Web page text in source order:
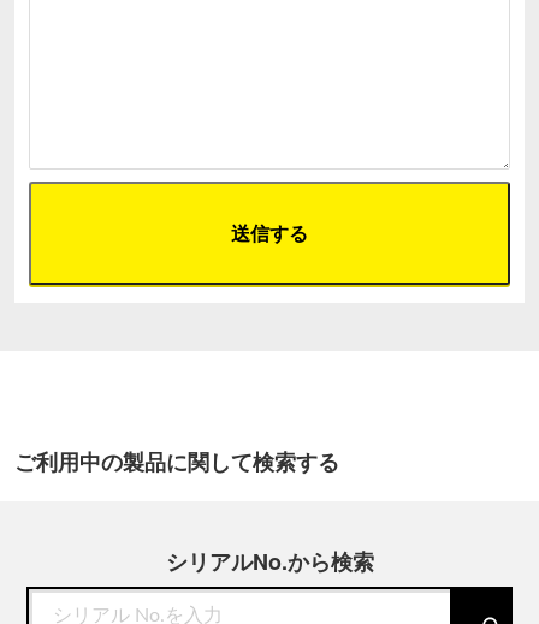
ご利用中の製品に関して検索する
シリアルNo.から検索